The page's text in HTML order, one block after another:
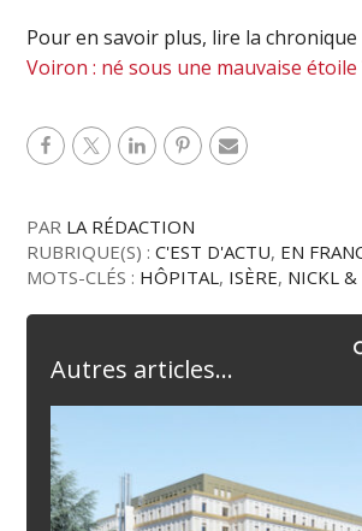
Pour en savoir plus, lire la chronique
Voiron : né sous une mauvaise étoile
PAR LA RÉDACTION
RUBRIQUE(S) :C'EST D'ACTU, EN
MOTS-CLÉS : HÔPITAL, ISÈRE, NICKL &
Autres articles...